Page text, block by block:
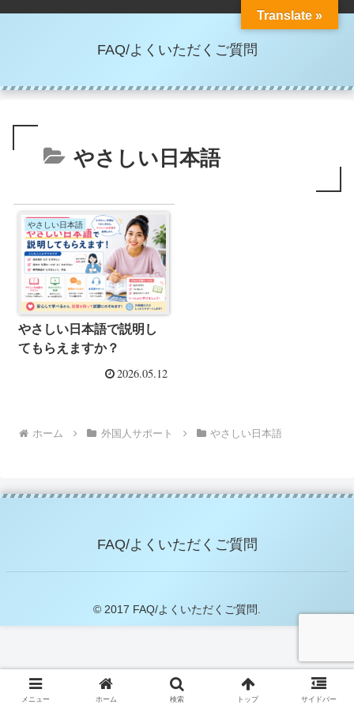
FAQ/よくいただくご質問
やさしい日本語
やさしい日本語
やさしい日本語で説明し
てもらえますか？
2026.05.12
ホーム 外国人サポート やさしい日本語
FAQ/よくいただくご質問
© 2017 FAQ/よくいただくご質問.
メニュー ホーム 検索 トップ サイドバー
Translate »